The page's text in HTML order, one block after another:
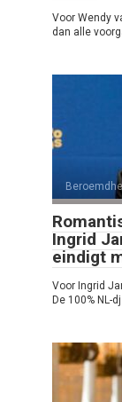
Voor Wendy
dan alle
Ingrid
eindigt
Voor Ingrid
De 100% NL-